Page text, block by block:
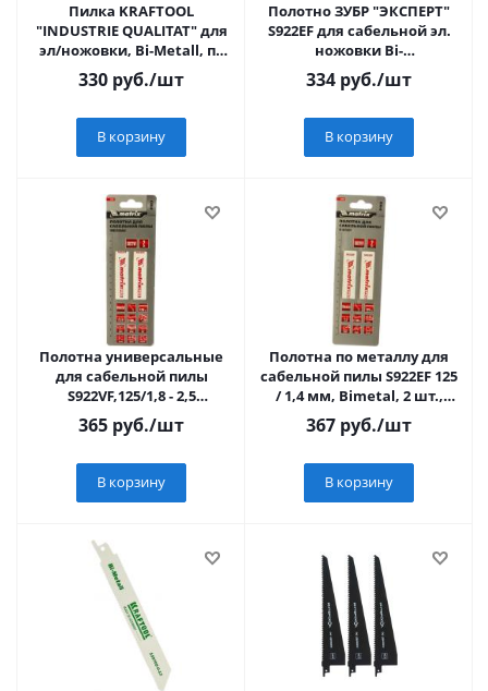
Пилка KRAFTOOL
"INDUSTRIE QUALITAT" для
эл/ножовки, Bi-Metall, по
металлу, шаг 1,4мм, 80мм
330 руб./шт
В корзину
Полотно ЗУБР "ЭКСПЕРТ"
S922EF для сабельной эл.
ножовки Bi-
Met,тонколист,профил
металл, нерж.сталь,ц
334 руб./шт
В корзину
Полотна универсальные
для сабельной пилы
S922VF,125/1,8 - 2,5
мм,Bimetal,2 шт., PRO//
Matrix
365 руб./шт
В корзину
Полотна по металлу для
сабельной пилы S922EF 125
/ 1,4 мм, Bimetal, 2 шт.,
PRO// Matrix
367 руб./шт
В корзину